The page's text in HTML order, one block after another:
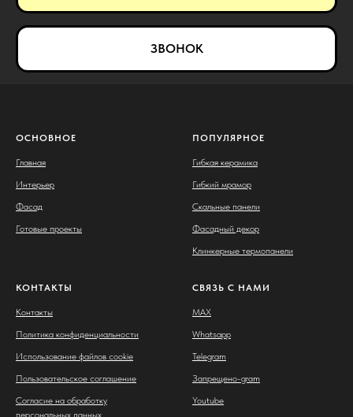
ЗВОНОК
ОСНОВНОЕ
Главная
Интерьер
Фасад
Готовые проекты
ПОПУЛЯРНОЕ
Гибкая керамика
Гибкий мрамор
Скальные панели
Фасадный декор
Клинкерные термопанели
КОНТАКТЫ
Контакты
Политика конфиденциальности
Использование файлов cookie
Пользовательское соглашение
Согласие на обработку
персональных данных
СВЯЗЬ С НАМИ
MAX
Whatsapp
Telegram
Запрещено-gram
Youtube